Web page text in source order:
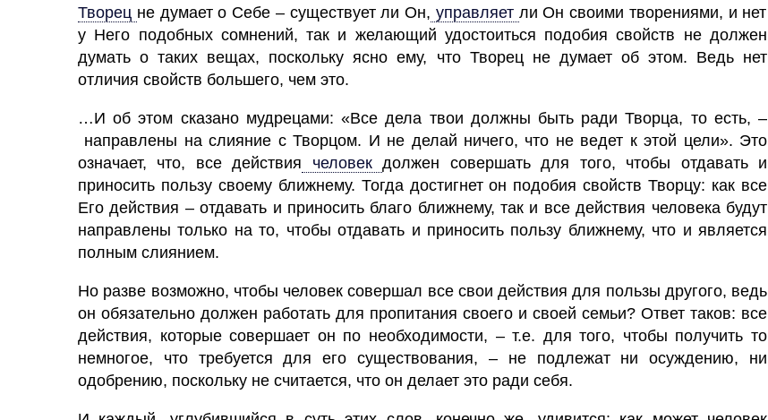
Творец не думает о Себе – существует ли Он, управляет ли Он своими творениями, и нет
у Него подобных сомнений, так и желающий удостоиться подобия свойств не должен
думать о таких вещах, поскольку ясно ему, что Творец не думает об этом. Ведь нет
отличия свойств большего, чем это.
…И об этом сказано мудрецами: «Все дела твои должны быть ради Творца, то есть, –
направлены на слияние с Творцом. И не делай ничего, что не ведет к этой цели». Это
означает, что, все действия человекдолжен совершать для того, чтобы отдавать и
приносить пользу своему ближнему. Тогда достигнет он подобия свойств Творцу: как все
Его действия – отдавать и приносить благо ближнему, так и все действия человека будут
направлены только на то, чтобы отдавать и приносить пользу ближнему, что и является
полным слиянием.
Но разве возможно, чтобы человексовершал все свои действия для пользы другого, ведь
он обязательно должен работать для пропитания своего и своей семьи? Ответ таков: все
действия, которые совершает он по необходимости, – т.е. для того, чтобы получить то
немногое, что требуется для его существования, – не подлежат ни осуждению, ни
одобрению, поскольку не считается, что он делает это ради себя.